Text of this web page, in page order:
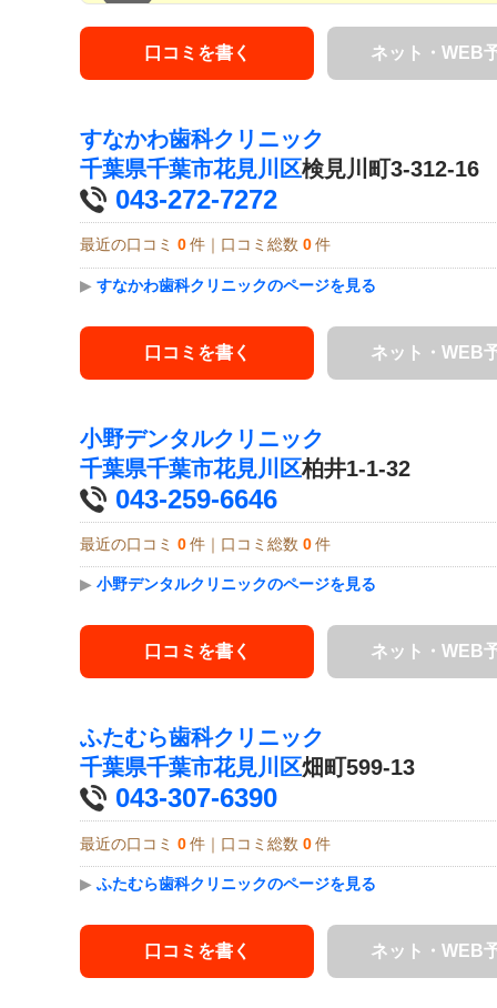
口コミを書く ネット・WEB
すなかわ歯科クリニック
千葉県千葉市花見川区検見川町3-312-16
043-272-7272
最近の口コミ 0 件｜口コミ総数 0 件
▶ すなかわ歯科クリニックのページを見る
口コミを書く ネット・WEB
小野デンタルクリニック
千葉県千葉市花見川区柏井1-1-32
043-259-6646
最近の口コミ 0 件｜口コミ総数 0 件
▶ 小野デンタルクリニックのページを見る
口コミを書く ネット・WEB
ふたむら歯科クリニック
千葉県千葉市花見川区畑町599-13
043-307-6390
最近の口コミ 0 件｜口コミ総数 0 件
▶ ふたむら歯科クリニックのページを見る
口コミを書く ネット・WEB